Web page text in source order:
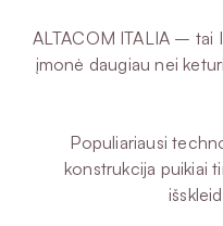
ALTACOM ITALIA – tai
įmonė daugiau nei
Populiariausi
konstrukcija puikiai